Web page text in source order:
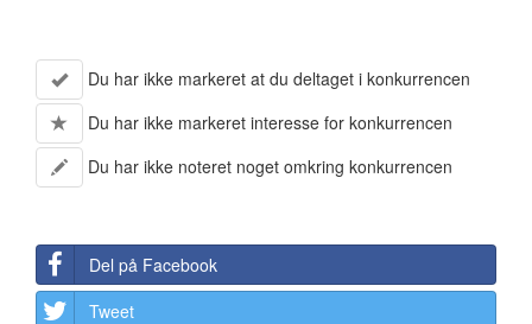
Du har ikke markeret at du deltaget i konkurrencen
Du har ikke markeret interesse for konkurrencen
Du har ikke noteret noget omkring konkurrencen
Del på Facebook
Tweet